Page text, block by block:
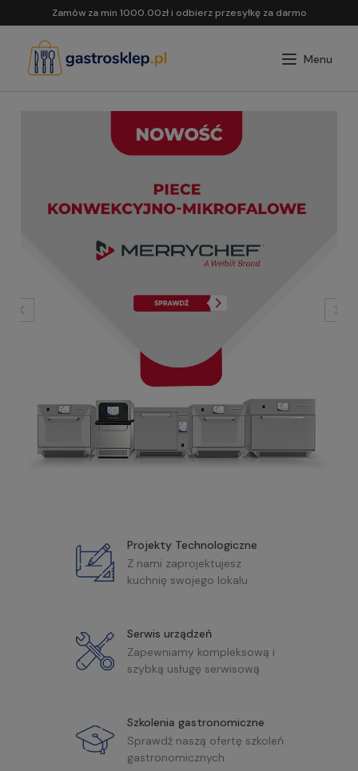
Zamów za min 1000.00zł i odbierz przesyłkę za darmo
Projekty Technologiczne
Z nami zaprojektujesz
kuchnię swojego lokalu
Serwis urządzeń
Zapewniamy kompleksową i
szybką usługę serwisową
Szkolenia gastronomiczne
Sprawdź naszą ofertę szkoleń
gastronomicznych